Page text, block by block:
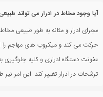
آیا وجود مخاط در ادرار می تواند
مجرای ادرار و مثانه به طور طبیعی
حرکت می کند و میکروب های مهاجم را
عفونت دستگاه ادراری و کلیه
ترشحات در ادرار تغییر کند. این امر